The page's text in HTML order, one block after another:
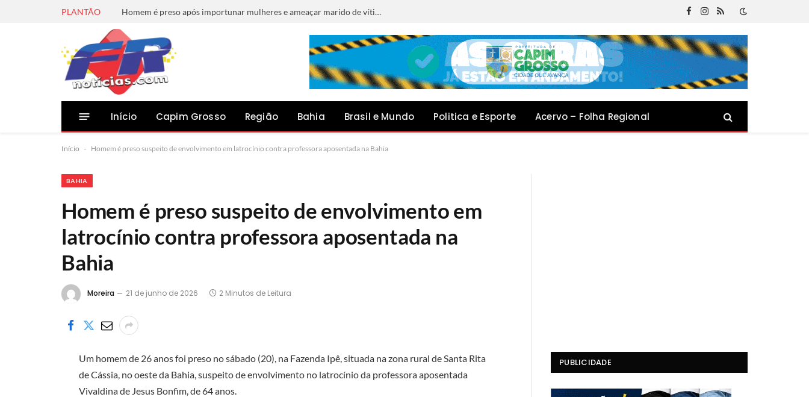
PLANTÃO Homem é preso após importunar mulheres e ameaçar marido de vítima com faca em Filadélfia
Facebook
Instagram
RSS
Início Capim Grosso Região Bahia Brasil e Mundo Politica e Esporte Acervo – Folha Regional
Início - Homem é preso suspeito de envolvimento em latrocínio contra professora aposentada na Bahia
BAHIA
Homem é preso suspeito de envolvimento em
latrocínio contra professora aposentada na
Bahia
Moreira 21 de junho de 2026 2 Minutos de Leitura
Um homem de 26 anos foi preso no sábado (20), na Fazenda Ipê, situada na zona rural de Santa Rita
de Cássia, no oeste da Bahia, suspeito de envolvimento no latrocínio da professora aposentada
Vivaldina de Jesus Bonfim, de 64 anos.
PUBLICIDADE